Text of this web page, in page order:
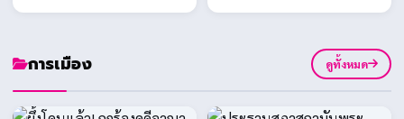
การเมือง ดูทั้งหมด